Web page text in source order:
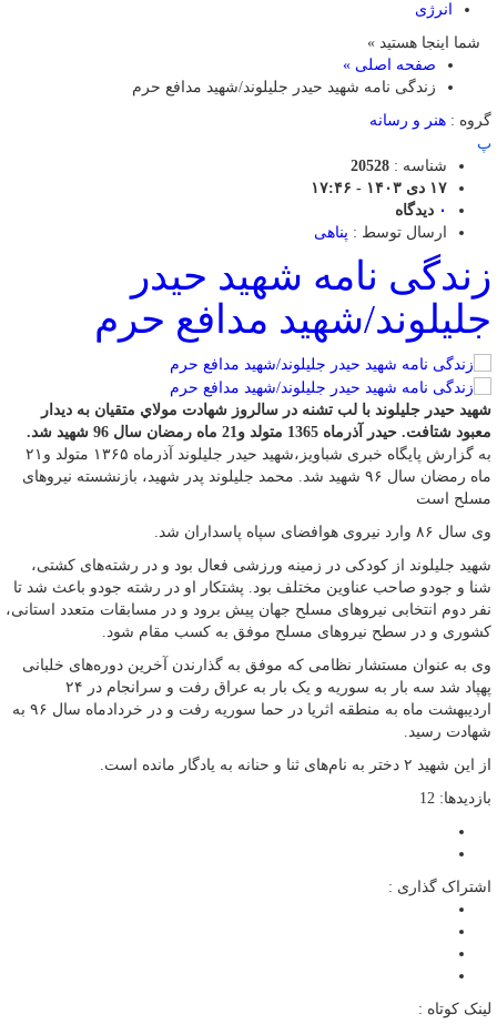
انرژی
شما اینجا هستید »
صفحه اصلی »
زندگی نامه شهید حیدر جلیلوند/شهید مدافع حرم
گروه : هنر و رسانه
پ
شناسه : 20528
۱۷ دی ۱۴۰۳ - ۱۷:۴۶
۰ دیدگاه
ارسال توسط : پناهی
زندگی نامه شهید حیدر
جلیلوند/شهید مدافع حرم
شهید حیدر جلیلوند با لب تشنه در سالروز شهادت مولاي متقيان به ديدار
معبود شتافت. حيدر آذرماه 1365 متولد و21 ماه رمضان سال 96 شهيد شد.
به گزارش پایگاه خبری شباویز،شهید حیدر جلیلوند آذرماه ۱۳۶۵ متولد و۲۱
ماه رمضان سال ۹۶ شهید شد. محمد جلیلوند پدر شهید، بازنشسته نیروهای
مسلح است
وی سال ۸۶ وارد نیروی هوافضای سپاه پاسداران شد.
شهید جلیلوند از کودکی در زمینه ورزشی فعال بود و در رشته‌های کشتی،
شنا و جودو صاحب عناوین مختلف بود. پشتکار او در رشته جودو باعث شد تا
نفر دوم انتخابی نیرو‌های مسلح جهان پیش برود و در مسابقات متعدد استانی،
کشوری و در سطح نیرو‌های مسلح موفق به کسب مقام شود.
وی به عنوان مستشار نظامی که موفق به گذارندن آخرین دوره‌های خلبانی
پهپاد شد سه بار به سوریه و یک بار به عراق رفت و سرانجام در ۲۴
اردیبهشت ماه به منطقه اثریا در حما سوریه رفت و در خردادماه سال ۹۶ به
شهادت رسید.
از این شهید ۲ دختر به نام‌های ثنا و حنانه به یادگار مانده است.
بازدیدها: 12
اشتراک گذاری :
لینک کوتاه :